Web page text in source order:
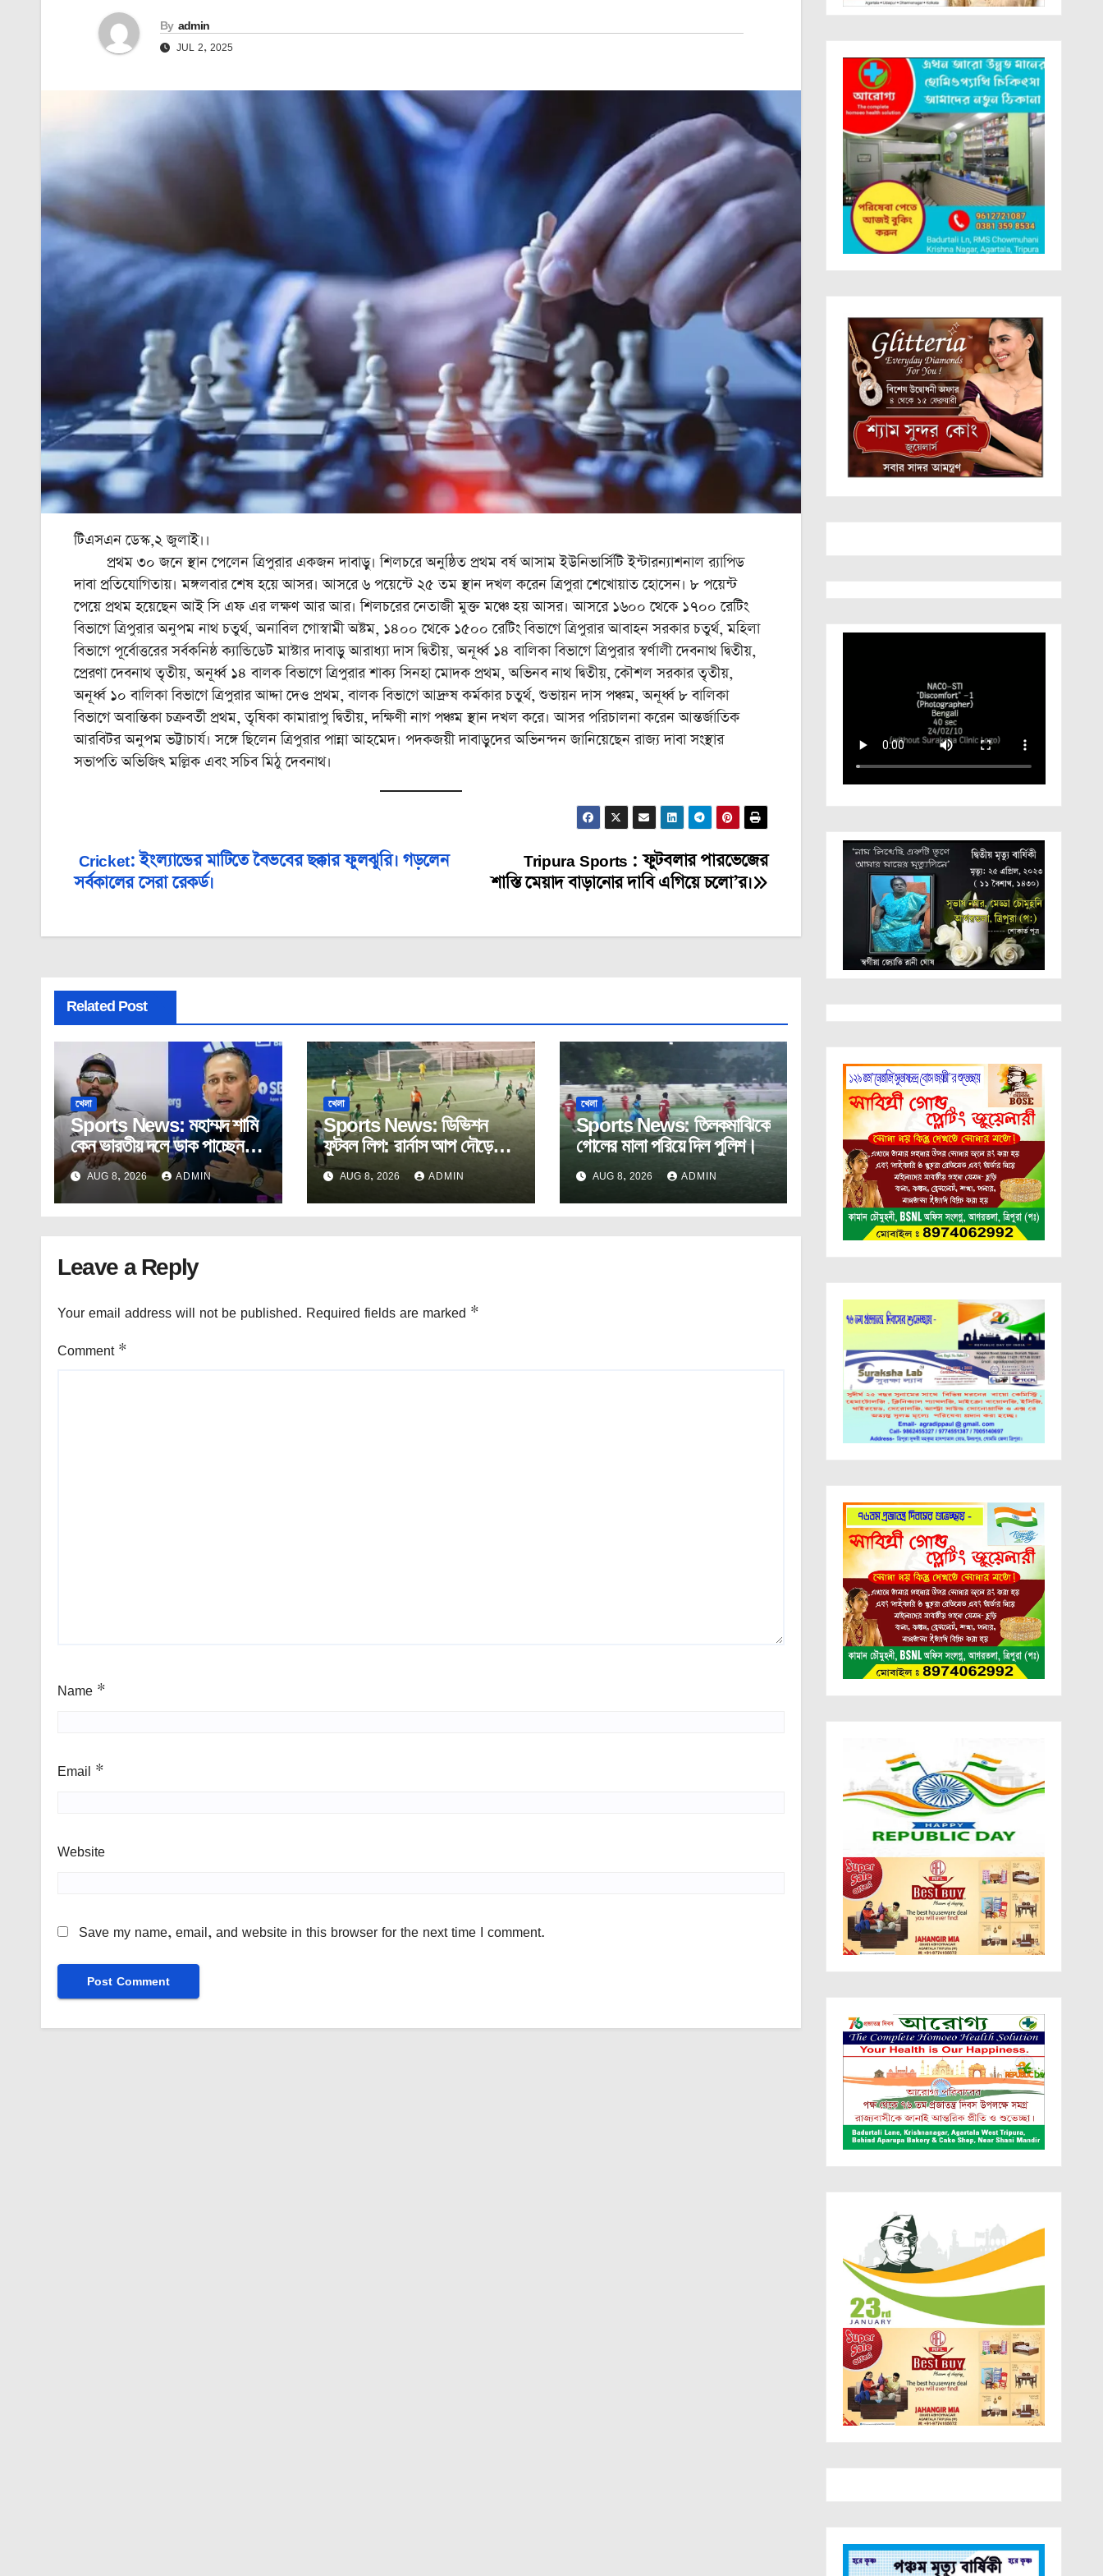
By admin
JUL 2, 2025
টিএসএন ডেস্ক,২ জুলাই।।
প্রথম ৩০ জনে স্থান পেলেন ত্রিপুরার একজন দাবাড়ু। শিলচরে অনুষ্ঠিত প্রথম বর্ষ আসাম ইউনিভার্সিটি ইন্টারন্যাশনাল র‌্যাপিড
দাবা প্রতিযোগিতায়। মঙ্গলবার শেষ হয়ে আসর। আসরে ৬ পয়েন্টে ২৫ তম স্থান দখল করেন ত্রিপুরা শেখোয়াত হোসেন। ৮ পয়েন্ট
পেয়ে প্রথম হয়েছেন আই সি এফ এর লক্ষণ আর আর। শিলচরের নেতাজী মুক্ত মঞ্চে হয় আসর। আসরে ১৬০০ থেকে ১৭০০ রেটিং
বিভাগে ত্রিপুরার অনুপম নাথ চতুর্থ, অনাবিল গোস্বামী অষ্টম, ১৪০০ থেকে ১৫০০ রেটিং বিভাগে ত্রিপুরার আবাহন সরকার চতুর্থ, মহিলা
বিভাগে পূর্বোত্তরের সর্বকনিষ্ঠ ক্যান্ডিডেট মাস্টার দাবাড়ু আরাধ্যা দাস দ্বিতীয়, অনূর্ধ্ব ১৪ বালিকা বিভাগে ত্রিপুরার স্বর্ণালী দেবনাথ দ্বিতীয়,
প্রেরণা দেবনাথ তৃতীয়, অনূর্ধ্ব ১৪ বালক বিভাগে ত্রিপুরার শাক্য সিনহা মোদক প্রথম, অভিনব নাথ দ্বিতীয়, কৌশল সরকার তৃতীয়,
অনূর্ধ্ব ১০ বালিকা বিভাগে ত্রিপুরার আদ্দা দেও প্রথম, বালক বিভাগে আদ্রুষ কর্মকার চতুর্থ, শুভায়ন দাস পঞ্চম, অনূর্ধ্ব ৮ বালিকা
বিভাগে অবান্তিকা চক্রবর্তী প্রথম, তৃষিকা কামারাপু দ্বিতীয়, দক্ষিণী নাগ পঞ্চম স্থান দখল করে। আসর পরিচালনা করেন আন্তর্জাতিক
আরবিটর অনুপম ভট্টাচার্য। সঙ্গে ছিলেন ত্রিপুরার পান্না আহমেদ। পদকজয়ী দাবাড়ুদের অভিনন্দন জানিয়েছেন রাজ্য দাবা সংস্থার
সভাপতি অভিজিৎ মল্লিক এবং সচিব মিঠু দেবনাথ।‌
Post
Tripura Sports : ফুটবলার পারভেজের
শাস্তি মেয়াদ বাড়ানোর দাবি এগিয়ে চলো’র।
Cricket: ইংল্যান্ডের মাটিতে বৈভবের ছক্কার ফুলঝুরি। গড়লেন
সর্বকালের সেরা রেকর্ড।
Related Post
খেলা
Sports News: মহাম্মদ শামি
কেন ভারতীয় দলে ডাক পাচ্ছেন
না? ব্যাখ্যা দিলেন আগরকর।
AUG 8, 2026 ADMIN
খেলা
Sports News: ডিভিশন
ফুটবল লিগ: রার্নাস আপ দৌড়ে
এগিয়ে নবোদয়।
AUG 8, 2026 ADMIN
খেলা
Sports News: তিলকমাঝিকে
গোলের মালা পরিয়ে দিল পুলিশ।
AUG 8, 2026 ADMIN
Leave a Reply
Your email address will not be published. Required fields are marked *
Comment *
Name *
Email *
Website
Save my name, email, and website in this browser for the next time I comment.